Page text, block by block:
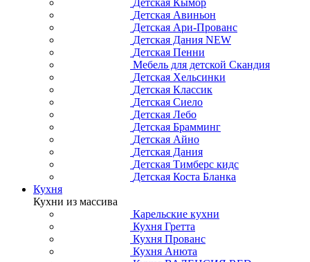
Детская Авиньон
Детская Ари-Прованс
Детская Дания NEW
Детская Пенни
Мебель для детской Скандия
Детская Хельсинки
Детская Классик
Детская Сиело
Детская Лебо
Детская Брамминг
Детская Айно
Детская Дания
Детская Тимберс кидс
Детская Коста Бланка
Кухня
Кухни из массива
Карельские кухни
Кухня Гретта
Кухня Прованс
Кухня Анюта